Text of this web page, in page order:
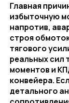
Главная
избыточную
напротив,
строя
тягового
реальных сил
моментов и
конвейера.
детального